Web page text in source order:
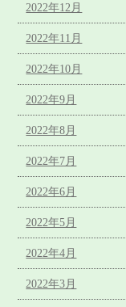
2022年12月
2022年11月
2022年10月
2022年9月
2022年8月
2022年7月
2022年6月
2022年5月
2022年4月
2022年3月